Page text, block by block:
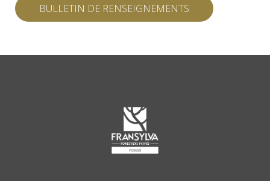
BULLETIN DE RENSEIGNEMENTS